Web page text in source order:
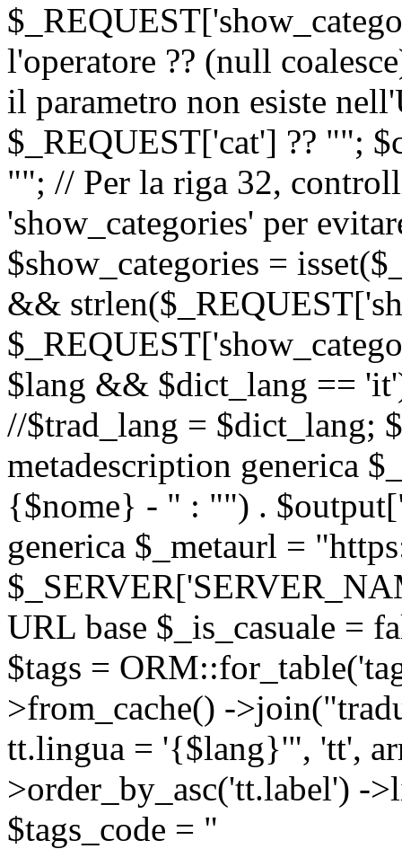
l'operatore ?? (null
il parametro non esiste
$_REQUEST['cat'] ?? "";
""; // Per la riga 32,
'show_categories' per
$show_categories =
&&
$lang && $dict_lang ==
//$trad_lang = $dict_lang;
metadescription generica
{$nome} - " : "") .
generica $_metaurl =
URL base $_is_casuale =
$tags =
>from_cache() -
tt.lingua = '{$lang}'", 'tt',
>order_by_asc('tt.label') -
$tags_code = "